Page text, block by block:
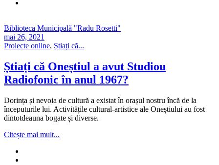
Biblioteca Municipală "Radu Rosetti"
mai 26, 2021
Proiecte online, Știați că...
Știați că Oneștiul a avut Studiou
Radiofonic în anul 1967?
Dorința și nevoia de cultură a existat în orașul nostru încă de la
începuturile lui. Activitățile cultural-artistice ale Oneștiului au fost
dintotdeauna bogate și diverse.
Citește mai mult...